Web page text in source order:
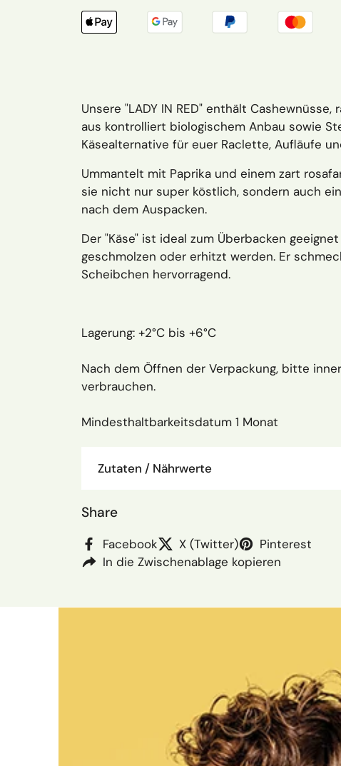
Unsere "LADY IN RED" enthält
aus kontrolliert biologischem Anbau sowie
Käsealternative für euer Raclette, Aufläufe
Ummantelt mit Paprika und einem zart
sie nicht nur super köstlich, sondern auch
nach dem Auspacken.
Der "Käse" ist ideal zum Überbacken
geschmolzen oder erhitzt werden. Er
Scheibchen hervorragend.
Lagerung: +2°C bis +6°C
Nach dem Öffnen der Verpackung, bitte
verbrauchen.
Mindesthaltbarkeitsdatum 1 Monat
Zutaten / Nährwerte
Share
Facebook X (Twitter)
Pinterest
In die Zwischenablage kopieren